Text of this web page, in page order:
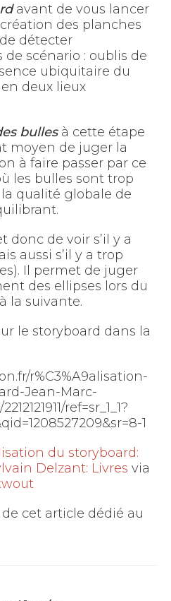
avant de vous lancer
des planches
détecter
de scénario : oublis de
ubiquitaire du
deux lieux
bullesà cette étape
moyen de juger la
à faire passer par ce
les bulles sont trop
qualité globale de
donc de voir s’il y a
aussi s’il y a trop
Il permet de juger
des ellipses lors du
la suivante.
le storyboard dans la
du storyboard:
Delzant: Livres via
cet article dédié au